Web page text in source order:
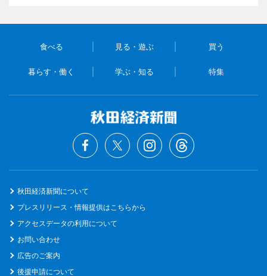
食べる 見る・遊ぶ 買う
暮らす・働く 学ぶ・知る 特集
秋田経済新聞について
プレスリリース・情報提供はこちらから
アクセスデータの利用について
お問い合わせ
広告のご案内
後援申請について